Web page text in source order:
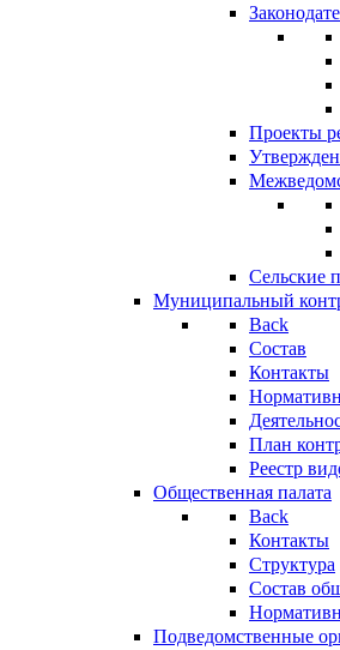
Проекты
Сельские
Муниципальный
Back
Состав
Контакты
План
Реестр
Общественная палата
Back
Контакты
Структура
Состав
Подведомственные